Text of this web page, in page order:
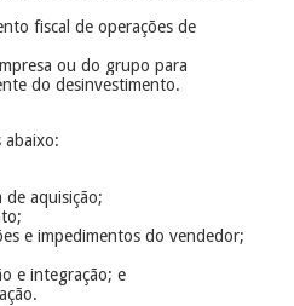
fiscal de operações de
ou do grupo para
do desinvestimento.
abaixo:
de aquisição;
e impedimentos do vendedor;
e integração; e